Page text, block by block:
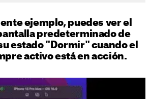
ejemplo, puedes ver el
predeterminado de
estado "Dormir" cuando el
activo está en acción.